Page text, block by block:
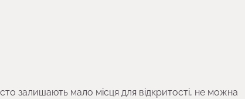
залишають мало місця для відкритості, не можна